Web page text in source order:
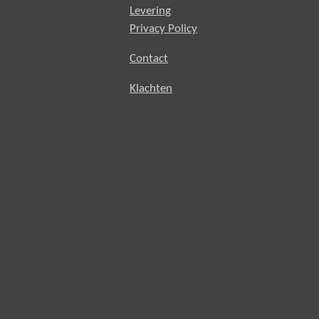
Levering
Privacy Policy
Contact
Klachten